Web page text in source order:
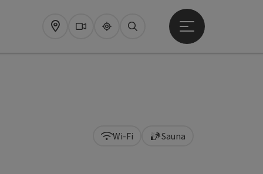
Map WebcamsUpperguide
Zoeken
Startmenu openen
Wi-Fi Sauna